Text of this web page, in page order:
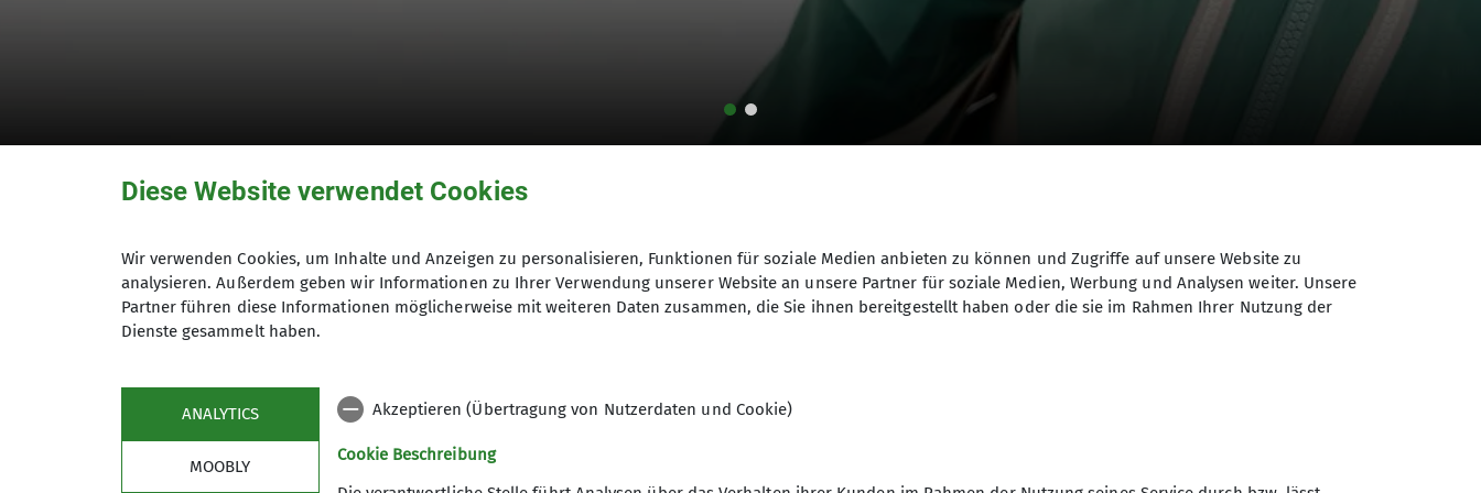
05.12.2022
Auf Grund eines Defekts bei LVS-Geräten der Pieps Micro-Serie (BT Button, BT Race, BT Sensor) der Firma Pieps GmbH folgen wir der
Empfehlung des @deutscheralpenverein.
Diese Website verwendet Cookies
Wir verwenden Cookies, um Inhalte und Anzeigen zu personalisieren, Funktionen für soziale Medien anbieten zu können und Zugriffe auf unsere Website zu
analysieren. Außerdem geben wir Informationen zu Ihrer Verwendung unserer Website an unsere Partner für soziale Medien, Werbung und Analysen weiter. Unsere
Partner führen diese Informationen möglicherweise mit weiteren Daten zusammen, die Sie ihnen bereitgestellt haben oder die sie im Rahmen Ihrer Nutzung der
Dienste gesammelt haben.
ANALYTICS
MOOBLY
Akzeptieren (Übertragung von Nutzerdaten und Cookie)
Cookie Beschreibung